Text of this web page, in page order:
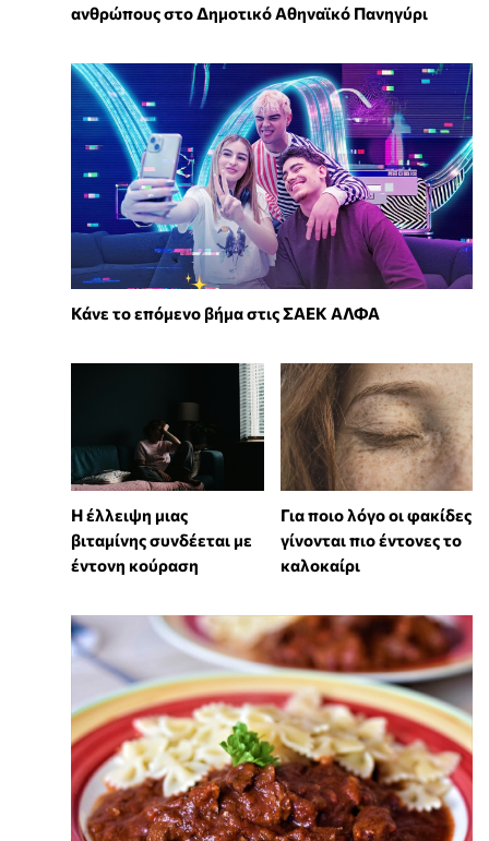
ανθρώπους στο Δημοτικό Αθηναϊκό Πανηγύρι
Κάνε το επόμενο βήμα στις ΣΑΕΚ ΑΛΦΑ
⁠Η έλλειψη μιας
βιταμίνης συνδέεται με
έντονη κούραση
Για ποιο λόγο οι φακίδες
γίνονται πιο έντονες το
καλοκαίρι